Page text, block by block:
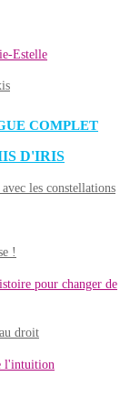
Estelle
COMPLET
D'IRIS
les constellations
!
pour changer de
droit
l'intuition